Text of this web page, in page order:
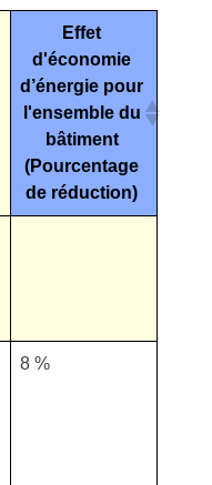
Effet
d'économie
d’énergie pour
l'ensemble du
bâtiment
(Pourcentage
de réduction)
8 %